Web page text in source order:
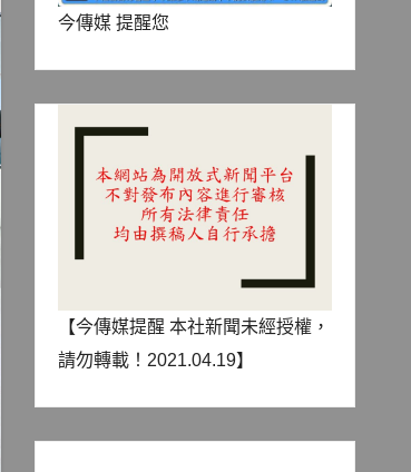
今傳媒 提醒您
【今傳媒提醒 本社新聞未經授權，
請勿轉載！2021.04.19】